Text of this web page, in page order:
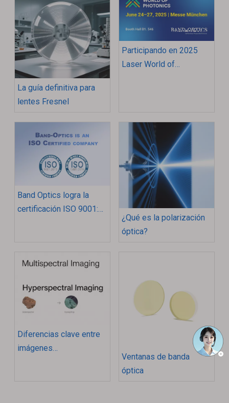
La guía definitiva para
lentes Fresnel
Participando en 2025
Laser World of
Band Optics logra la
certificación ISO 9001:
¿Qué es la polarización
óptica?
Diferencias clave entre
imágenes
Ventanas de banda
óptica